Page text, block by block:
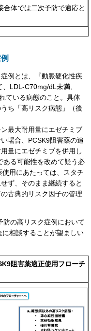
体では二次予防で適応と
例とは、『動脈硬化性疾
LDL-C70mg/dL未満、
ている病態のこと。具体
ち「高リスク病態」（後
最大耐用量にエゼチミブ
場合、PCSK9阻害薬の追
量にエゼチミブを併用し
ある可能性を改めて疑う必
用にあたっては、スタチ
ず、そのまま継続すると
古典的リスク因子の管理
の高リスク症例において
相談することが望ましい
阻害薬適正使用フローチ